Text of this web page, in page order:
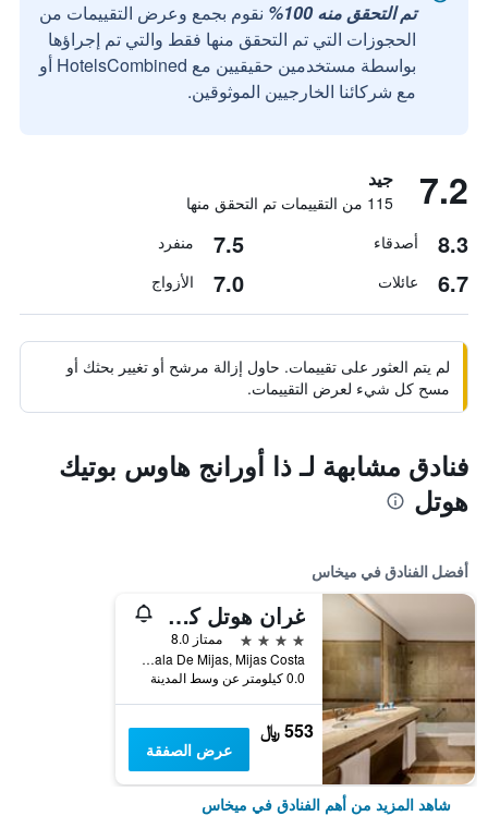
تم التحقق منه 100%
نقوم بجمع وعرض التقييمات من
الحجوزات التي تم التحقق منها فقط والتي تم إجراؤها
بواسطة مستخدمين حقيقيين مع HotelsCombined أو
مع شركائنا الخارجيين الموثوقين.
7.2 جيد
115 من التقييمات تم التحقق منها
8.3 أصدقاء 7.5 منفرد
6.7 عائلات 7.0 الأزواج
لم يتم العثور على تقييمات. حاول إزالة مرشح أو تغيير بحثك أو
مسح كل شيء لعرض التقييمات.
فنادق مشابهة لـ ذا أورانج هاوس بوتيك
هوتل
أفضل الفنادق في ميخاس
غران هوتل كوستا ديل سول
4 نجوم
ممتاز 8.0
La Cala De Mijas, Mijas Costa, ميخاس, منطقة أندلوسيا, أسبانيا
0.0 كيلومتر عن وسط المدينة
553 ﷼
عرض الصفقة
شاهد المزيد من أهم الفنادق في ميخاس